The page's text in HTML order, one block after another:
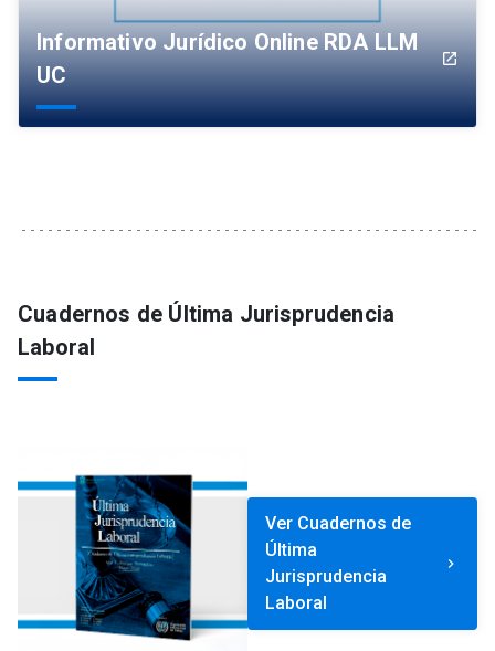
Informativo Jurídico Online RDA LLM
UC
launch
Cuadernos de Última Jurisprudencia
Laboral
Ver Cuadernos de
Última
Jurisprudencia
Laboral
keyboard_arrow_right